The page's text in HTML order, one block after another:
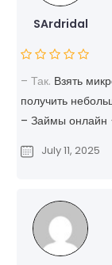
SArdridal
– Так. Взять
получить
– Займы онлайн
July 11, 2025